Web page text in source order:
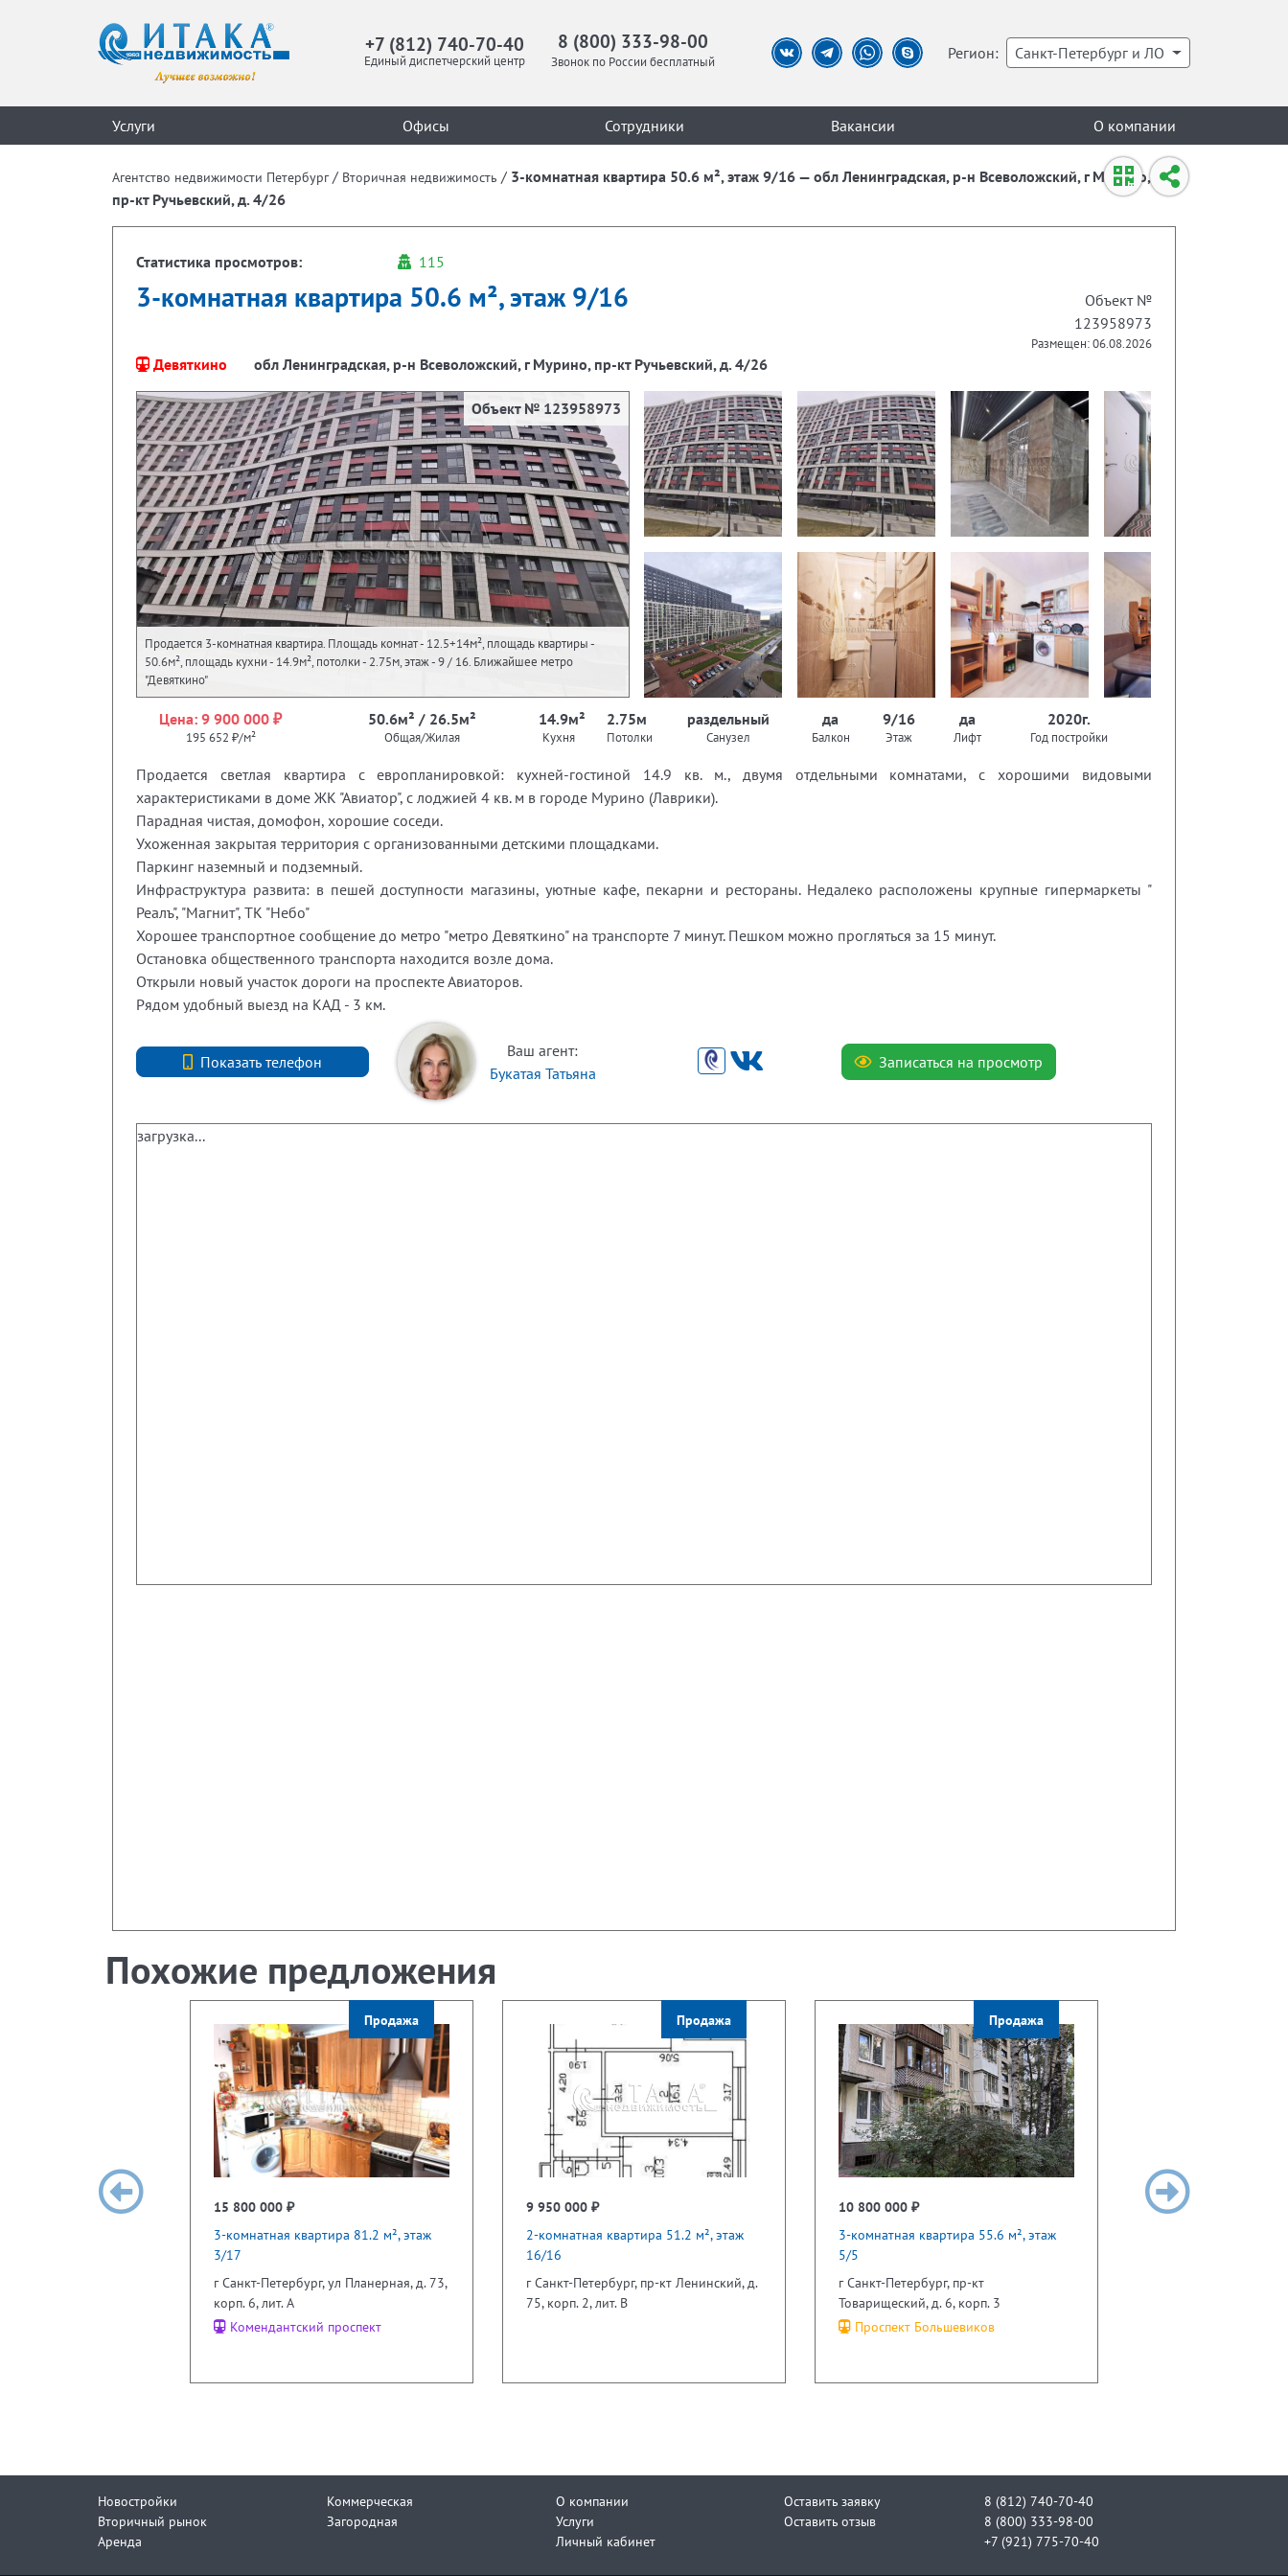
+7 (812) 740-70-40
Единый диспетчерский центр
8 (800) 333-98-00
Звонок по России бесплатный Регион: Санкт-Петербург и ЛО
Услуги Офисы Сотрудники Вакансии О компании
Агентство недвижимости Петербург / Вторичная недвижимость / 3-комнатная квартира 50.6 м², этаж 9/16 — обл Ленинградская, р-н Всеволожский, г Мурино,
пр-кт Ручьевский, д. 4/26
Статистика просмотров: 115
3-комнатная квартира 50.6 м², этаж 9/16
Объект №
123958973
Размещен: 06.08.2026
Девяткино обл Ленинградская, р-н Всеволожский, г Мурино, пр-кт Ручьевский, д. 4/26
Объект № 123958973
Продается 3-комнатная квартира. Площадь комнат - 12.5+14м², площадь квартиры -
50.6м², площадь кухни - 14.9м², потолки - 2.75м, этаж - 9 / 16. Ближайшее метро
"Девяткино"
Цена: 9 900 000 ₽
195 652 ₽/м²
50.6м² / 26.5м²
Общая/Жилая
14.9м²
Кухня
2.75м
Потолки
раздельный
Санузел
да
Балкон
9/16
Этаж
да
Лифт
2020г.
Год постройки
Продается светлая квартира с европланировкой: кухней-гостиной 14.9 кв. м., двумя отдельными комнатами, с хорошими видовыми
характеристиками в доме ЖК "Авиатор", с лоджией 4 кв. м в городе Мурино (Лаврики).
Парадная чистая, домофон, хорошие соседи.
Ухоженная закрытая территория с организованными детскими площадками.
Паркинг наземный и подземный.
Инфраструктура развита: в пешей доступности магазины, уютные кафе, пекарни и рестораны. Недалеко расположены крупные гипермаркеты "
Реалъ", "Магнит", ТК "Небо"
Хорошее транспортное сообщение до метро "метро Девяткино" на транспорте 7 минут. Пешком можно прогляться за 15 минут.
Остановка общественного транспорта находится возле дома.
Открыли новый участок дороги на проспекте Авиаторов.
Рядом удобный выезд на КАД - 3 км.
Показать телефон
+7 (812) 740-70-40
Ваш агент:
Букатая Татьяна
Записаться на просмотр
загрузка...
Похожие предложения
Продажа
15 800 000 ₽
3-комнатная квартира 81.2 м², этаж
3/17
г Санкт-Петербург, ул Планерная, д. 73,
корп. 6, лит. А
Комендантский проспект
Продажа
9 950 000 ₽
2-комнатная квартира 51.2 м², этаж
16/16
г Санкт-Петербург, пр-кт Ленинский, д.
75, корп. 2, лит. В
Продажа
10 800 000 ₽
3-комнатная квартира 55.6 м², этаж
5/5
г Санкт-Петербург, пр-кт
Товарищеский, д. 6, корп. 3
Проспект Большевиков
Новостройки
Вторичный рынок
Аренда
Коммерческая
Загородная
О компании
Услуги
Личный кабинет
Оставить заявку
Оставить отзыв
8 (812) 740-70-40
8 (800) 333-98-00
+7 (921) 775-70-40